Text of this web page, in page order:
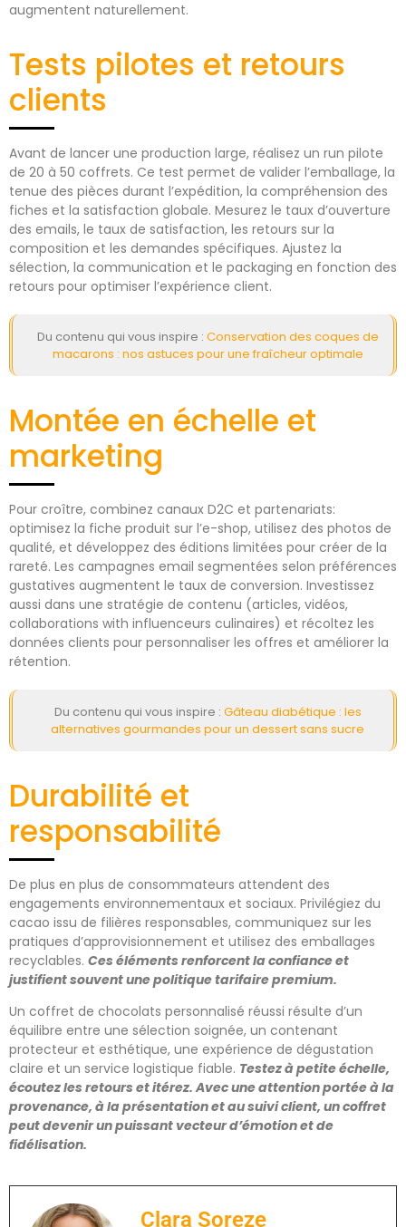
augmentent naturellement.
Tests pilotes et retours
clients
Avant de lancer une production large, réalisez un run pilote
de 20 à 50 coffrets. Ce test permet de valider l’emballage, la
tenue des pièces durant l’expédition, la compréhension des
fiches et la satisfaction globale. Mesurez le taux d’ouverture
des emails, le taux de satisfaction, les retours sur la
composition et les demandes spécifiques. Ajustez la
sélection, la communication et le packaging en fonction des
retours pour optimiser l’expérience client.
Du contenu qui vous inspire : Conservation des coques de
macarons : nos astuces pour une fraîcheur optimale
Montée en échelle et
marketing
Pour croître, combinez canaux D2C et partenariats:
optimisez la fiche produit sur l’e-shop, utilisez des photos de
qualité, et développez des éditions limitées pour créer de la
rareté. Les campagnes email segmentées selon préférences
gustatives augmentent le taux de conversion. Investissez
aussi dans une stratégie de contenu (articles, vidéos,
collaborations with influenceurs culinaires) et récoltez les
données clients pour personnaliser les offres et améliorer la
rétention.
Du contenu qui vous inspire : Gâteau diabétique : les
alternatives gourmandes pour un dessert sans sucre
Durabilité et
responsabilité
De plus en plus de consommateurs attendent des
engagements environnementaux et sociaux. Privilégiez du
cacao issu de filières responsables, communiquez sur les
pratiques d’approvisionnement et utilisez des emballages
recyclables. Ces éléments renforcent la confiance et
justifient souvent une politique tarifaire premium.
Un coffret de chocolats personnalisé réussi résulte d’un
équilibre entre une sélection soignée, un contenant
protecteur et esthétique, une expérience de dégustation
claire et un service logistique fiable. Testez à petite échelle,
écoutez les retours et itérez. Avec une attention portée à la
provenance, à la présentation et au suivi client, un coffret
peut devenir un puissant vecteur d’émotion et de
fidélisation.
Clara Soreze